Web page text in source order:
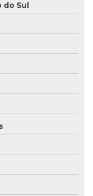
do Sul